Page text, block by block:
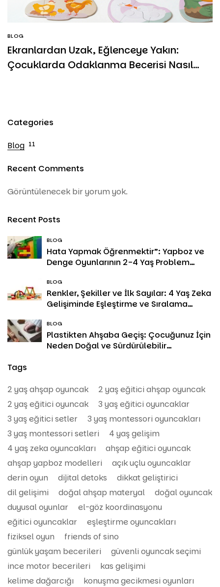
BLOG
Ekranlardan Uzak, Eğlenceye Yakın:
Çocuklarda Odaklanma Becerisi Nasıl
Categories
Blog 11
Recent Comments
Görüntülenecek bir yorum yok.
Recent Posts
BLOG
Hata Yapmak Öğrenmektir”: Yapboz ve
Denge Oyunlarının 2-4 Yaş Problem
BLOG
Renkler, Şekiller ve İlk Sayılar: 4 Yaş Zeka
Gelişiminde Eşleştirme ve Sıralama
BLOG
Plastikten Ahşaba Geçiş: Çocuğunuz İçin
Neden Doğal ve Sürdürülebilir
Tags
2 yaş ahşap oyuncak
2 yaş eğitici ahşap oyuncak
2 yaş eğitici oyuncak
3 yaş eğitici oyuncaklar
3 yaş eğitici setler
3 yaş montessori oyuncakları
3 yaş montessori setleri
4 yaş gelişim
4 yaş zeka oyuncakları
ahşap eğitici oyuncak
ahşap yapboz modelleri
açık uçlu oyuncaklar
derin oyun
dijital detoks
dikkat geliştirici
dil gelişimi
doğal ahşap materyal
doğal oyuncak
duyusal oyunlar
el-göz koordinasyonu
eğitici oyuncaklar
eşleştirme oyuncakları
fiziksel oyun
friends of sino
günlük yaşam becerileri
güvenli oyuncak seçimi
ince motor becerileri
kas gelişimi
kelime dağarcığı
konuşma gecikmesi oyunları